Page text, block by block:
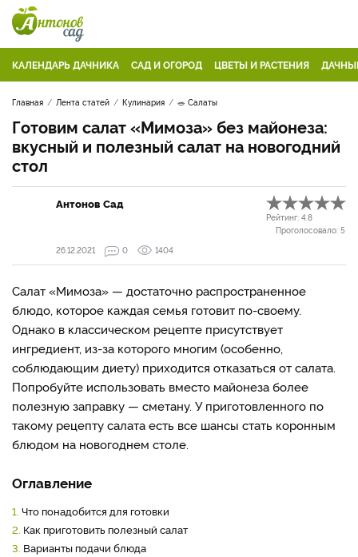
КАЛЕНДАРЬ ДАЧНИКА САД И ОГОРОД ЦВЕТЫ И РАСТЕНИЯ
Главная Лента статей Кулинария 🥗 Салаты
Готовим салат «Мимоза» без майонеза:
вкусный и полезный салат на новогодний
стол
Антонов Сад
Рейтинг: 4.8
Проголосовало: 5
26.12.2021
0 1404
Салат «Мимоза» — достаточно распространенное
блюдо, которое каждая семья готовит по-своему.
Однако в классическом рецепте присутствует
ингредиент, из-за которого многим (особенно,
соблюдающим диету) приходится отказаться от салата.
Попробуйте использовать вместо майонеза более
полезную заправку — сметану. У приготовленного по
такому рецепту салата есть все шансы стать коронным
блюдом на новогоднем столе.
Оглавление
1. Что понадобится для готовки
2. Как приготовить полезный салат
3. Варианты подачи блюда